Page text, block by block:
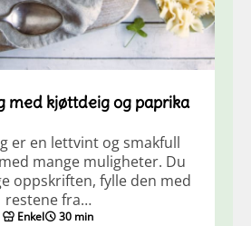
med kjøttdeig og paprika
er en lettvint og smakfull
mange muligheter. Du
oppskriften, fylle den med
restene fra…
Enkel 30 min